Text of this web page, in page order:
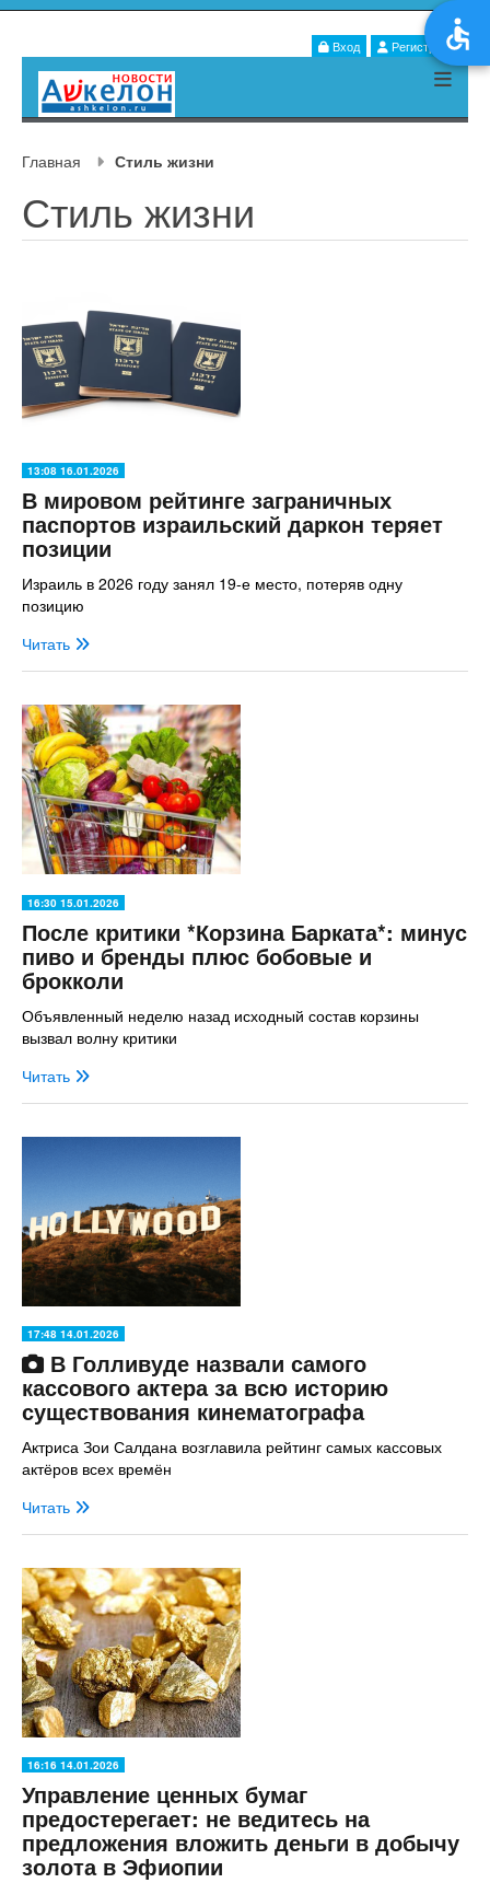
Вход Регистрация
Главная Стиль жизни
Стиль жизни
13:08 16.01.2026
В мировом рейтинге заграничных
паспортов израильский даркон теряет
позиции
Израиль в 2026 году занял 19-е место, потеряв одну
позицию
Читать
16:30 15.01.2026
После критики *Корзина Барката*: минус
пиво и бренды плюс бобовые и
брокколи
Объявленный неделю назад исходный состав корзины
вызвал волну критики
Читать
17:48 14.01.2026
В Голливуде назвали самого
кассового актера за всю историю
существования кинематографа
Актриса Зои Салдана возглавила рейтинг самых кассовых
актёров всех времён
Читать
16:16 14.01.2026
Управление ценных бумаг
предостерегает: не ведитесь на
предложения вложить деньги в добычу
золота в Эфиопии